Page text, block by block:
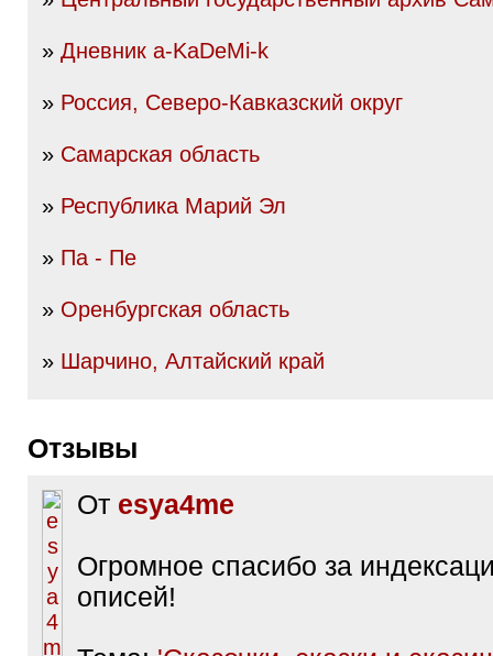
» Дневник a-KaDeMi-k
» Россия, Северо-Кавказский округ
» Самарская область
» Республика Марий Эл
» Па - Пе
» Оренбургская область
» Шарчино, Алтайский край
Отзывы
От esya4me
Огромное спасибо за
описей!